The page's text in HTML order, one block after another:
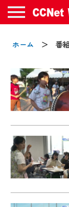
ホーム ＞ 番組
2024/09/02
動画配信サ
年9月24日
【変更点】
◆デザイン
の動画コン
◆当社アプ
でも・どこ
CCNetサ
番組をご視